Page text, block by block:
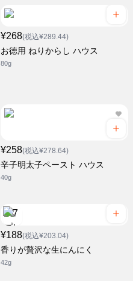
¥268(税込¥289.44)
お徳用 ねりからし ハウス
80g
¥258(税込¥278.64)
辛子明太子ペースト ハウス
40g
¥188(税込¥203.04)
香りが贅沢な生にんにく
42g